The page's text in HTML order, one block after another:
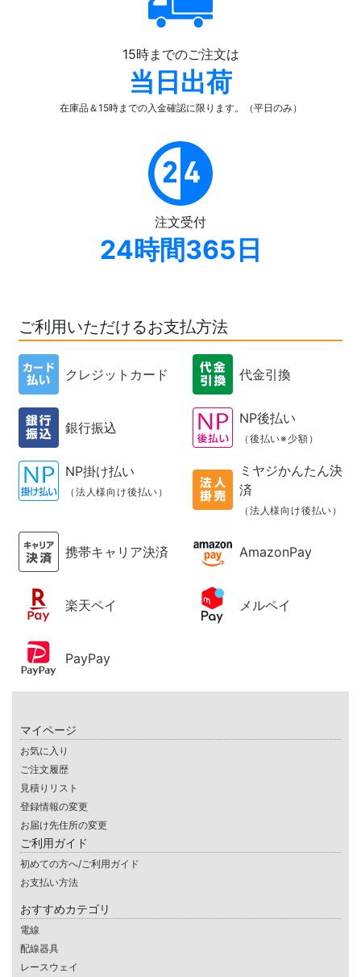
15時までのご注文は
当日出荷
在庫品＆15時までの入金確認に限ります。（平日のみ）
注文受付
24時間365日
ご利用いただけるお支払方法
クレジットカード 代金引換
銀行振込
NP後払い
（後払い※少額）
NP掛け払い
（法人様向け後払い）
ミヤジかんたん決
済
（法人様向け後払い）
携帯キャリア決済 AmazonPay
楽天ペイ メルペイ
PayPay
マイページ
お気に入り
ご注文履歴
見積りリスト
登録情報の変更
お届け先住所の変更
ご利用ガイド
初めての方へ/ご利用ガイド
お支払い方法
おすすめカテゴリ
電線
配線器具
レースウェイ